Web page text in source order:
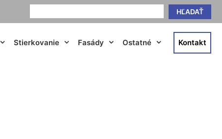
HĽADAŤ
Stierkovanie Fasády Ostatné Kontakt